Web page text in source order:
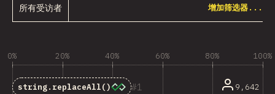
所有受访者 增加筛选器...
0% 20% 40% 60% 80% 100%
1
string.replaceAll() 9,642